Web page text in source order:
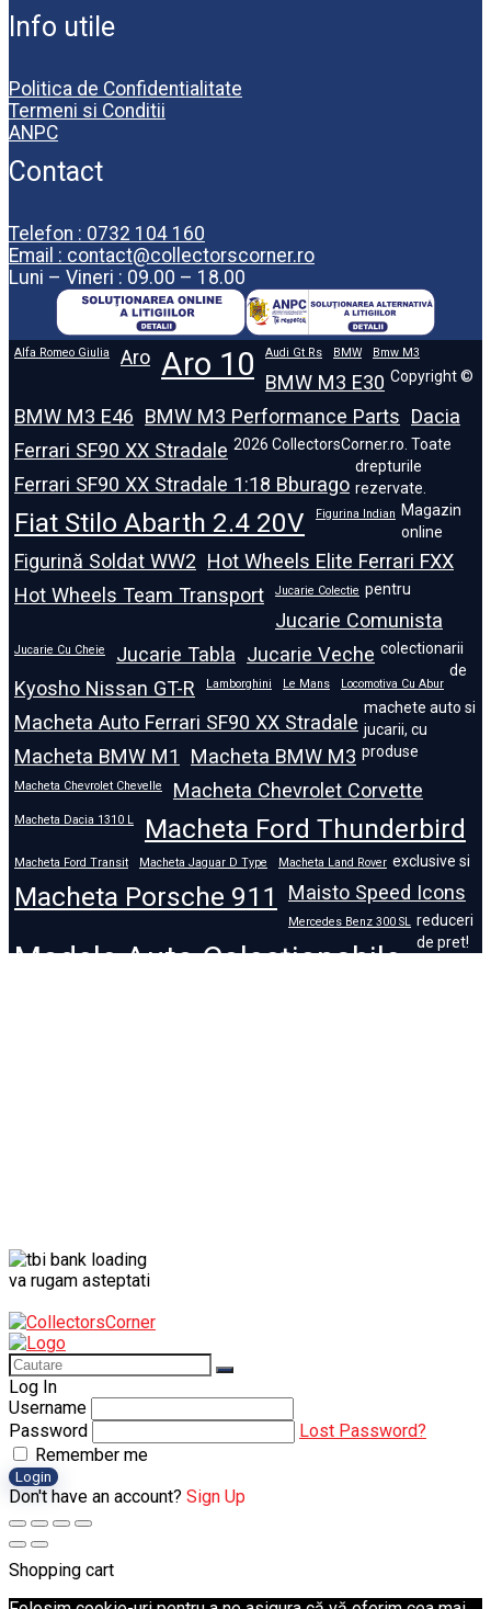
Info utile
Politica de Confidentialitate
Termeni si Conditii
ANPC
Contact
Telefon : 0732 104 160
Email : contact@collectorscorner.ro
Luni – Vineri : 09.00 – 18.00
Alfa Romeo Giulia Aro Aro 10 Audi Gt Rs BMW Bmw M3
BMW M3 E30
BMW M3 E46 BMW M3 Performance Parts Dacia
Ferrari SF90 XX Stradale
Ferrari SF90 XX Stradale 1:18 Bburago
Fiat Stilo Abarth 2.4 20V Figurina Indian
Figurină Soldat WW2 Hot Wheels Elite Ferrari FXX
Hot Wheels Team Transport
Jucarie Colectie
Jucarie Comunista
Jucarie Cu Cheie Jucarie Tabla Jucarie Veche
Kyosho Nissan GT-R
Lamborghini Le Mans Locomotiva Cu Abur
Macheta Auto Ferrari SF90 XX Stradale
Macheta BMW M1
Macheta BMW M3
Macheta Chevrolet Chevelle Macheta Chevrolet Corvette
Macheta Dacia 1310 L Macheta Ford Thunderbird
Macheta Ford Transit Macheta Jaguar D Type Macheta Land Rover
Macheta Porsche 911 Maisto Speed Icons
Mercedes Benz 300 SL
Modele Auto Colecționabile.
Copyright ©
2026 CollectorsCorner.ro. Toate
drepturile
rezervate.
Magazin
online
pentru
colectionarii
de
machete auto si
jucarii, cu
produse
exclusive si
reduceri
de pret!
va rugam asteptati
Log In
Username
Password
Lost Password?
Remember me
Login
Don't have an account? Sign Up
Shopping cart